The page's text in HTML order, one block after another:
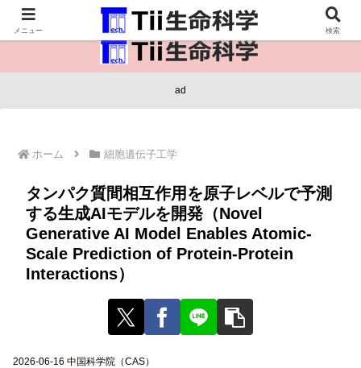
医療保健・生命・生物の情報インフラ。
ad
ホーム 細胞遺伝子工学
タンパク質間相互作用を原子レベルで予測
する生成AIモデルを開発（Novel
Generative AI Model Enables Atomic-
Scale Prediction of Protein-Protein
Interactions）
2026-06-16 中国科学院（CAS）
メニュー 検索